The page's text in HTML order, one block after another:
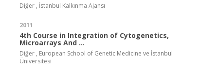
Diğer , İstanbul Kalkınma Ajansı
2011
4th Course in Integration of Cytogenetics,
Microarrays And ...
Diğer , European School of Genetic Medicine ve İstanbul
Üniversitesi